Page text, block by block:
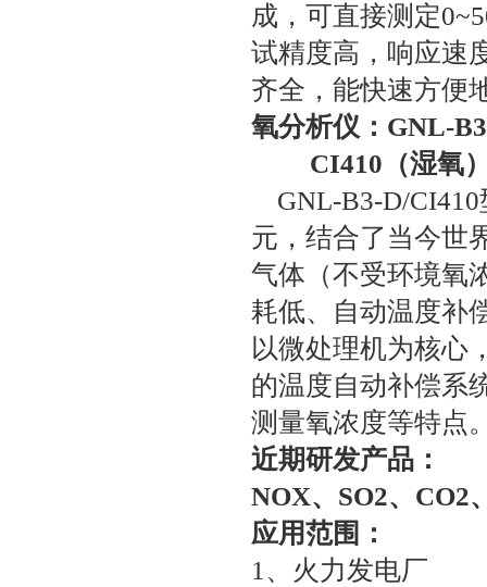
成，可直接测定
试精度高，响应速
齐全，能快速方便
氧分析仪：GNL-
CI410 （湿氧
GNL-B3-D/CI410
元，结合了当今世
气体（不受环境氧
耗低、自动温度补
以微处理机为核心
的温度自动补偿系
测量氧浓度等特点
近期研发产品：
NOX、SO2、CO2
应用范围：
1、火力发电厂